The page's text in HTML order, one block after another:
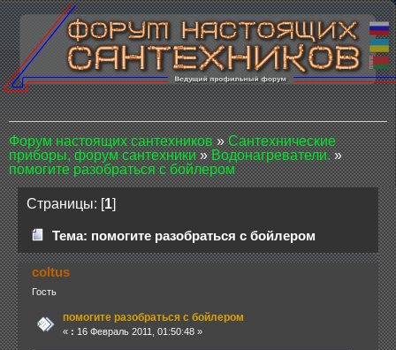
Форум настоящих сантехников»Сантехнические
приборы, форум сантехники»Водонагреватели.»
помогите разобраться с бойлером
Страницы: [1]
Тема: помогите разобраться с бойлером
coltus
Гость
помогите разобраться с бойлером
« : 16 Февраль 2011, 01:50:48 »